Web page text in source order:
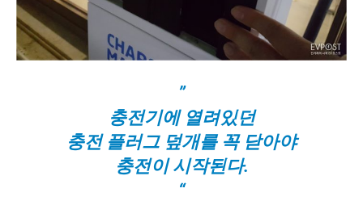
”
충전기에 열려있던
충전 플러그 덮개를 꼭 닫아야
충전이 시작된다.
“